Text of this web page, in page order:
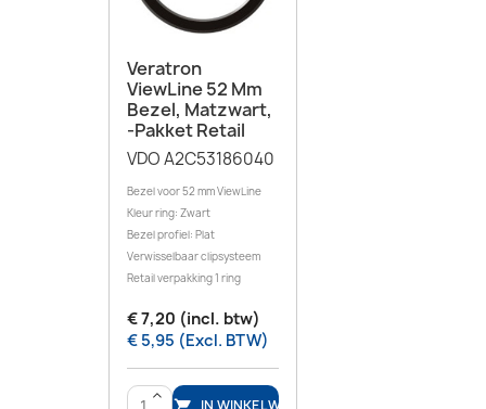
Veratron
ViewLine 52 Mm
Bezel, Matzwart,
-pakket Retail
VDO A2C53186040
Bezel voor 52 mm ViewLine
Kleur ring: Zwart
Bezel profiel: Plat
Verwisselbaar clipsysteem
Retail verpakking 1 ring
€ 7,20 (incl. btw)
€ 5,95 (Excl. BTW)
>
IN WINKELWAGEN